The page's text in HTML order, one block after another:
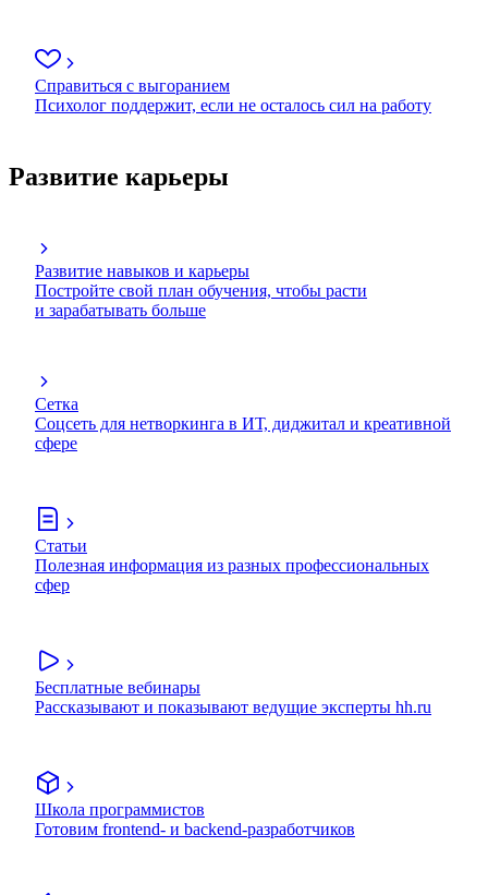
Справиться с выгоранием
Психолог поддержит, если не осталось сил на работу
Развитие карьеры
Развитие навыков и карьеры
Постройте свой план обучения, чтобы расти
и зарабатывать больше
Сетка
Соцсеть для нетворкинга в ИТ, диджитал и креативной
сфере
Статьи
Полезная информация из разных профессиональных
сфер
Бесплатные вебинары
Рассказывают и показывают ведущие эксперты hh.ru
Школа программистов
Готовим frontend- и backend-разработчиков